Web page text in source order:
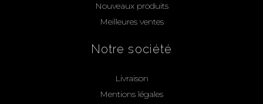
Nouveaux produits
Meilleures ventes
Notre société
Livraison
Mentions légales